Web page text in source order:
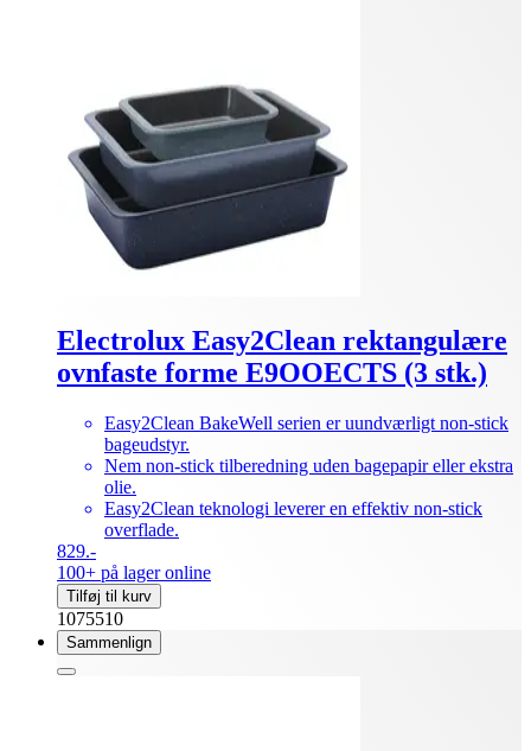
Electrolux Easy2Clean rektangulære
ovnfaste forme E9OOECTS (3 stk.)
Easy2Clean BakeWell serien er uundværligt non-stick
bageudstyr.
Nem non-stick tilberedning uden bagepapir eller ekstra
olie.
Easy2Clean teknologi leverer en effektiv non-stick
overflade.
829.-
100+ på lager online
Tilføj til kurv
1075510
Sammenlign